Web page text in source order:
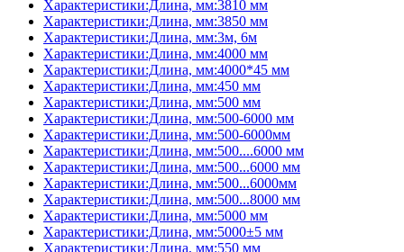
Характеристики:Длина, мм:3810 мм
Характеристики:Длина, мм:3850 мм
Характеристики:Длина, мм:3м, 6м
Характеристики:Длина, мм:4000 мм
Характеристики:Длина, мм:4000*45 мм
Характеристики:Длина, мм:450 мм
Характеристики:Длина, мм:500 мм
Характеристики:Длина, мм:500-6000 мм
Характеристики:Длина, мм:500-6000мм
Характеристики:Длина, мм:500....6000 мм
Характеристики:Длина, мм:500...6000 мм
Характеристики:Длина, мм:500...6000мм
Характеристики:Длина, мм:500...8000 мм
Характеристики:Длина, мм:5000 мм
Характеристики:Длина, мм:5000±5 мм
Характеристики:Длина, мм:550 мм